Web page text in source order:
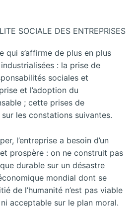
SOCIALE DES ENTREPRISES
qui s’affirme de plus en plus
: la prise de
sociales et
et l’adoption du
; cette prises de
sur les constations suivantes.
l’entreprise a besoin d’un
prospère : on ne construit pas
durable sur un désastre
mondial dont se
de l’humanité n’est pas viable
acceptable sur le plan moral.